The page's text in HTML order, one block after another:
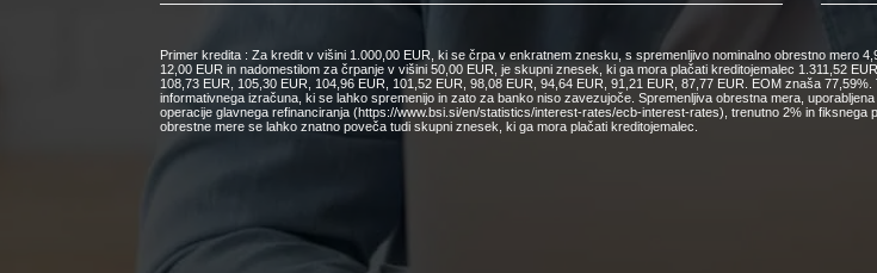
Primer kredita : Za kredit v višini 1.000,00 EUR, ki se črpa v enkratnem znesku, s spremenljivo nominalno obrestno mero
12,00 EUR in nadomestilom za črpanje v višini 50,00 EUR, je skupni znesek, ki ga mora plačati kreditojemalec 1.311,52
108,73 EUR, 105,30 EUR, 104,96 EUR, 101,52 EUR, 98,08 EUR, 94,64 EUR, 91,21 EUR, 87,77 EUR. EOM znaša
informativnega izračuna, ki se lahko spremenijo in zato za banko niso zavezujoče. Spremenljiva obrestna mera,
operacije glavnega refinanciranja (https://www.bsi.si/en/statistics/interest-rates/ecb-interest-rates), trenutno 2% in
obrestne mere se lahko znatno poveča tudi skupni znesek, ki ga mora plačati kreditojemalec.